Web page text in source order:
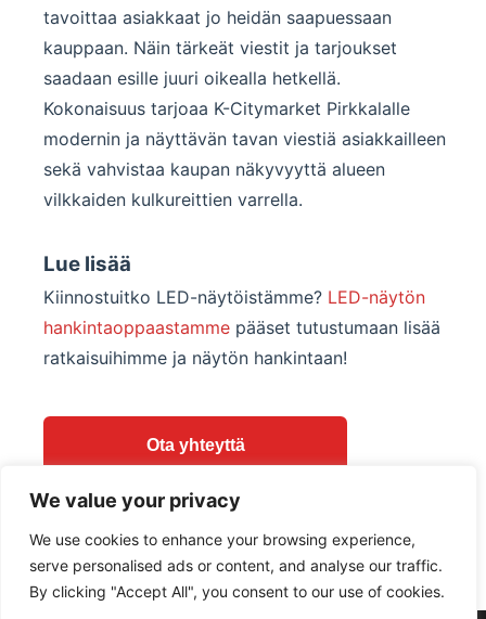
We value your privacy
We use cookies to enhance your browsing experience,
serve personalised ads or content, and analyse our traffic.
By clicking "Accept All", you consent to our use of cookies.
tavoittaa asiakkaat jo heidän saapuessaan
kauppaan. Näin tärkeät viestit ja tarjoukset
saadaan esille juuri oikealla hetkellä.
Kokonaisuus tarjoaa K-Citymarket Pirkkalalle
modernin ja näyttävän tavan viestiä asiakkailleen
sekä vahvistaa kaupan näkyvyyttä alueen
vilkkaiden kulkureittien varrella.
Lue lisää
Kiinnostuitko LED-näytöistämme? LED-näytön
hankintaoppaastamme pääset tutustumaan lisää
ratkaisuihimme ja näytön hankintaan!
Ota yhteyttä
Takaisin projekteihin
Swedish